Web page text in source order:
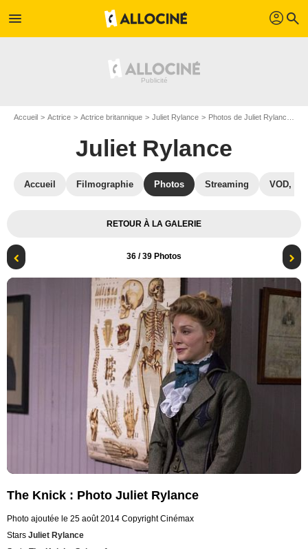
menu profil search
Accueil Actrice Actrice britannique Juliet Rylance Photos de Juliet Rylance
Juliet Rylance
Accueil Filmographie Photos Streaming VOD,
RETOUR À LA GALERIE
36 / 39 Photos
The Knick : Photo Juliet Rylance
Photo ajoutée le 25 août 2014 Copyright Cinémax
Stars Juliet Rylance